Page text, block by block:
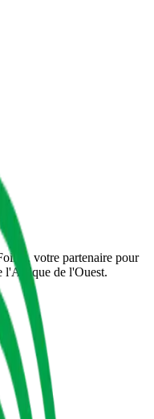
votre partenaire pour
l'Afrique de l'Ouest.